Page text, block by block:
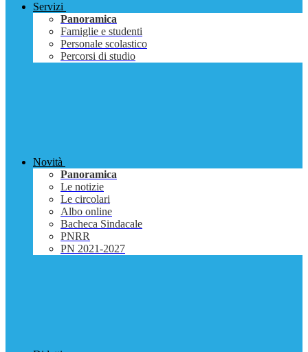
Servizi
Panoramica
Famiglie e studenti
Personale scolastico
Percorsi di studio
Novità
Panoramica
Le notizie
Le circolari
Albo online
Bacheca Sindacale
PNRR
PN 2021-2027